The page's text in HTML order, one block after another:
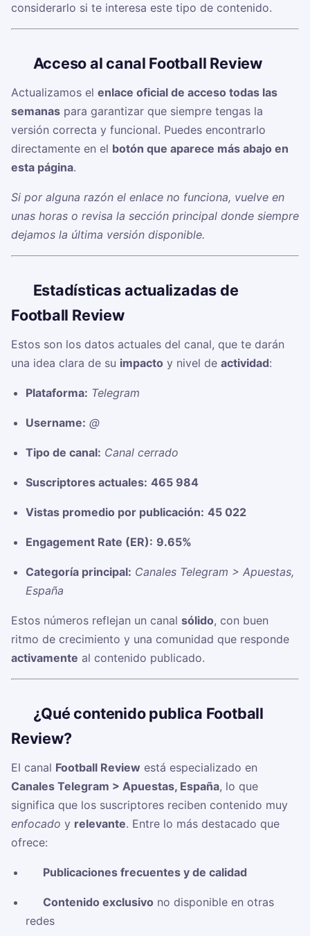
considerarlo si te interesa este tipo de contenido.
Acceso al canal Football Review
Actualizamos el enlace oficial de acceso todas las
semanas para garantizar que siempre tengas la
versión correcta y funcional. Puedes encontrarlo
directamente en el botón que aparece más abajo en
esta página.
Si por alguna razón el enlace no funciona, vuelve en
unas horas o revisa la sección principal donde siempre
dejamos la última versión disponible.
Estadísticas actualizadas de
Football Review
Estos son los datos actuales del canal, que te darán
una idea clara de su impacto y nivel de actividad:
Plataforma: Telegram
Username: @
Tipo de canal: Canal cerrado
Suscriptores actuales: 465 984
Vistas promedio por publicación: 45 022
Engagement Rate (ER): 9.65%
Categoría principal: Canales Telegram > Apuestas,
España
Estos números reflejan un canal sólido, con buen
ritmo de crecimiento y una comunidad que responde
activamente al contenido publicado.
¿Qué contenido publica Football
Review?
El canal Football Review está especializado en
Canales Telegram > Apuestas, España, lo que
significa que los suscriptores reciben contenido muy
enfocado y relevante. Entre lo más destacado que
ofrece:
Publicaciones frecuentes y de calidad
Contenido exclusivo no disponible en otras
redes